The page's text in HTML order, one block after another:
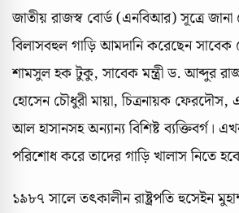
জাতীয় রাজস্ব বোর্ড (এনবিআর) সূত্রে
বিলাসবহুল গাড়ি আমদানি করেছেন সাবেক
শামসুল হক টুকু, সাবেক মন্ত্রী ড. আব্দুর
হোসেন চৌধুরী মায়া, চিত্রনায়ক ফেরদৌস,
আল হাসানসহ অন্যান্য বিশিষ্ট ব্যক্তিবর্গ।
পরিশোধ করে তাদের গাড়ি খালাস নিতে
১৯৮৭ সালে তৎকালীন রাষ্ট্রপতি হুসেইন